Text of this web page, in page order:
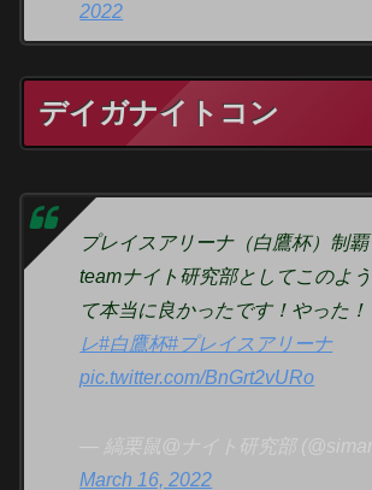
2022
デイガナイトコン
プレイスアリーナ（白鷹杯）制覇
teamナイト研究部としてこのよ
て本当に良かったです！やった
レ#白鷹杯#プレイスアリーナ
pic.twitter.com/BnGrt2vURo
— 縞栗鼠@ナイト研究部
March 16, 2022